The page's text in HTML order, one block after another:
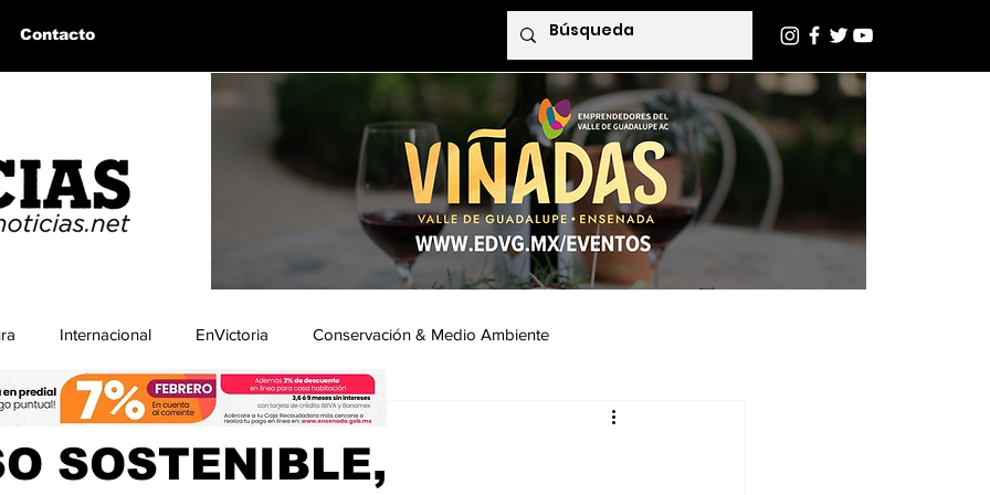
Contacto
Internacional EnVictoria Conservación & Medio Ambiente
BC Bahía de los Ángeles, BC Columnas Invitadas Indaba Editorial
SOSTENIBLE,
2 min de lectura